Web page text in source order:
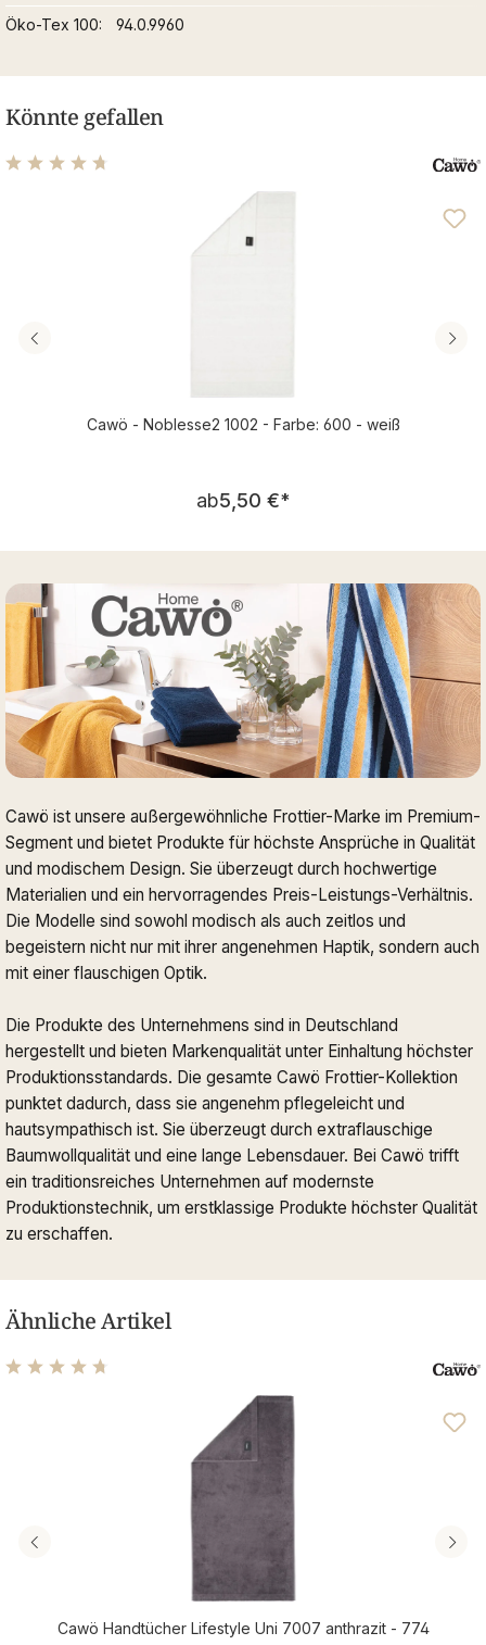
Öko-Tex 100 94.0.9960
Könnte gefallen
Durchschnittliche Bewertung von 4.77 von 5 Sternen
Cawö - Noblesse2 1002 - Farbe: 600 - weiß
Regulärer Preis:
ab5,50 €*
Cawö ist unsere außergewöhnliche Frottier-Marke im Premium-
Segment und bietet Produkte für höchste Ansprüche in Qualität
und modischem Design. Sie überzeugt durch hochwertige
Materialien und ein hervorragendes Preis-Leistungs-Verhältnis.
Die Modelle sind sowohl modisch als auch zeitlos und
begeistern nicht nur mit ihrer angenehmen Haptik, sondern auch
mit einer flauschigen Optik.
Die Produkte des Unternehmens sind in Deutschland
hergestellt und bieten Markenqualität unter Einhaltung höchster
Produktionsstandards. Die gesamte Cawö Frottier-Kollektion
punktet dadurch, dass sie angenehm pflegeleicht und
hautsympathisch ist. Sie überzeugt durch extraflauschige
Baumwollqualität und eine lange Lebensdauer. Bei Cawö trifft
ein traditionsreiches Unternehmen auf modernste
Produktionstechnik, um erstklassige Produkte höchster Qualität
zu erschaffen.
Ähnliche Artikel
Durchschnittliche Bewertung von 4.76 von 5 Sternen
Cawö Handtücher Lifestyle Uni 7007 anthrazit - 774